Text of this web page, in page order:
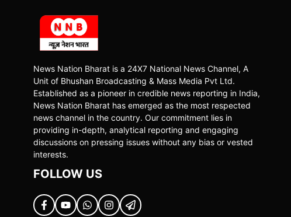
News Nation Bharat is a 24X7 National News Channel, A
Unit of Bhushan Broadcasting & Mass Media Pvt Ltd.
Established as a pioneer in credible news reporting in India,
News Nation Bharat has emerged as the most respected
news channel in the country. Our commitment lies in
providing in-depth, analytical reporting and engaging
discussions on pressing issues without any bias or vested
interests.
FOLLOW US